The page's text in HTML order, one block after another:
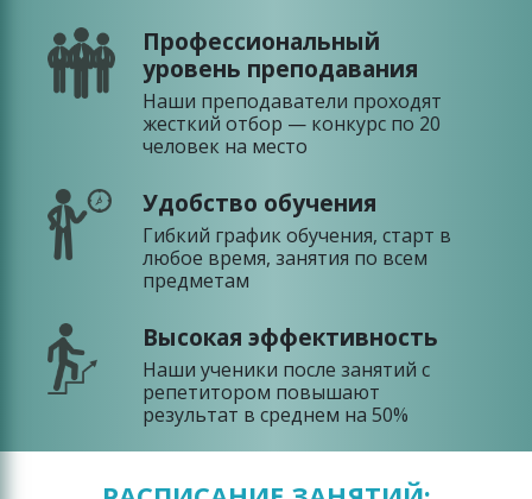
Профессиональный
уровень преподавания
Наши преподаватели проходят
жесткий отбор — конкурс по 20
человек на место
Удобство обучения
Гибкий график обучения, старт в
любое время, занятия по всем
предметам
Высокая эффективность
Наши ученики после занятий с
репетитором повышают
результат в среднем на 50%